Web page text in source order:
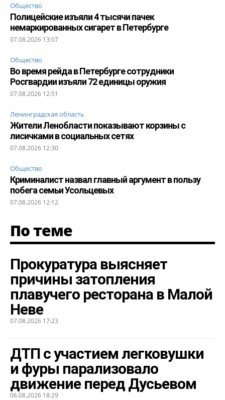
Общество
Полицейские изъяли 4 тысячи пачек
немаркированных сигарет в Петербурге
07.08.2026 13:07
Общество
Во время рейда в Петербурге сотрудники
Росгвардии изъяли 72 единицы оружия
07.08.2026 12:51
Ленинградская область
Жители Ленобласти показывают корзины с
лисичками в социальных сетях
07.08.2026 12:30
Общество
Криминалист назвал главный аргумент в пользу
побега семьи Усольцевых
07.08.2026 12:12
По теме
Прокуратура выясняет
причины затопления
плавучего ресторана в Малой
Неве
07.08.2026 17:23
ДТП с участием легковушки
и фуры парализовало
движение перед Дусьевом
06.08.2026 18:29